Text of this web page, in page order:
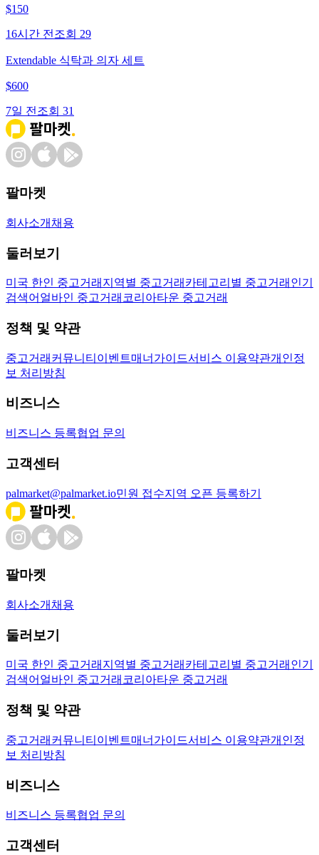
$150
16시간 전 조회 29
Extendable 식탁과 의자 세트
$600
7일 전 조회 31
팔마켓
회사소개 채용
둘러보기
미국 한인 중고거래 지역별 중고거래 카테고리별 중고거래 인기
검색어 얼바인 중고거래 코리아타운 중고거래
정책 및 약관
중고거래 커뮤니티 이벤트매너가이드서비스 이용약관개인정
보 처리방침
비즈니스
비즈니스 등록협업 문의
고객센터
palmarket@palmarket.io민원 접수지역 오픈 등록하기
팔마켓
회사소개 채용
둘러보기
미국 한인 중고거래 지역별 중고거래 카테고리별 중고거래 인기
검색어 얼바인 중고거래 코리아타운 중고거래
정책 및 약관
중고거래 커뮤니티 이벤트매너가이드서비스 이용약관개인정
보 처리방침
비즈니스
비즈니스 등록협업 문의
고객센터